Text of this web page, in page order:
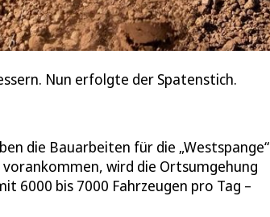
Nun erfolgte der Spatenstich.
die Bauarbeiten für die „Westspange“
wird die Ortsumgehung
6000 bis 7000 Fahrzeugen pro Tag –